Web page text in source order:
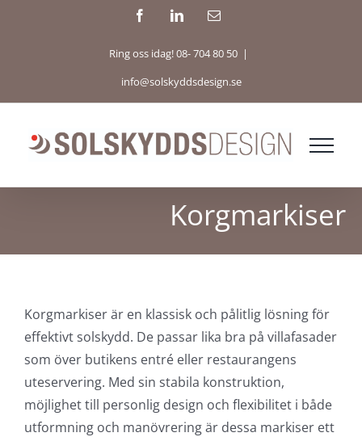
FacebookLinkedInE-
Ring oss idag! 08- 704 80 50 |
info@solskyddsdesign.se
Korgmarkiser
Korgmarkiser är en klassisk och pålitlig lösning för
effektivt solskydd. De passar lika bra på villafasader
som över butikens entré eller restaurangens
uteservering. Med sin stabila konstruktion,
möjlighet till personlig design och flexibilitet i både
utformning och manövrering är dessa markiser ett